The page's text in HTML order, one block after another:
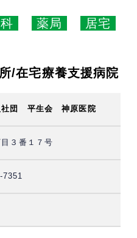
薬局 居宅
/在宅療養支援病院
社団 平生会 神原医院
３番１７号
7351